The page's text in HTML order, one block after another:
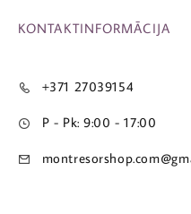
KONTAKTINFORMĀCIJA
+371 27039154
P - Pk: 9:00 - 17:00